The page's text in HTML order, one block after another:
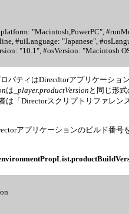
"Macintosh,PowerPC",
#uiLanguage: "Japanese",
"10.1", #osVersion: "Macintosh
パティはDirecdtorアプリケーショ
は _player.productVersion と同じ形
「Directorスクリプトリファレン
アプリケーションのビルド番号